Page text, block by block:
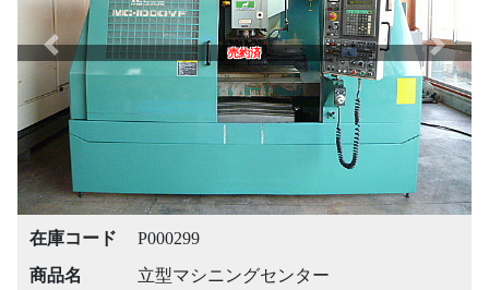
売約済
Previous Next
在庫コード
P000299
商品名
立型マシニングセンター